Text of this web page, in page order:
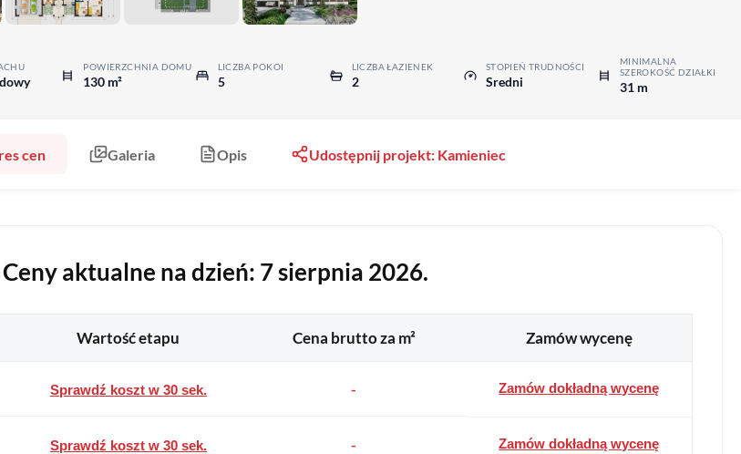
POWIERZCHNIA DOMU
130 m²
LICZBA POKOI
5
LICZBA ŁAZIENEK
2
STOPIEŃ TRUDNOŚCI
Sredni
MINIMALNA
SZEROKOŚĆ DZIAŁKI
31 m
cen Galeria Opis Udostępnij projekt: Kamieniec
aktualne na dzień: 7 sierpnia 2026.
Wartość etapu Cena brutto za m² Zamów wycenę
Sprawdź koszt w 30 sek. - Zamów dokładną wycenę
Sprawdź koszt w 30 sek. - Zamów dokładną wycenę